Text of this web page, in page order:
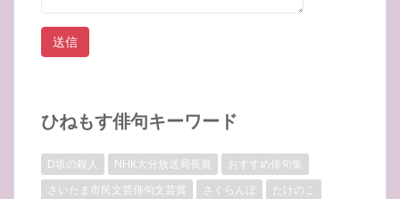
ひねもす俳句キーワード
D坂の殺人 NHK大分放送局長賞
おすすめ俳句集
さいたま市民文芸俳句文芸賞
さくらんぼ
たけのこ